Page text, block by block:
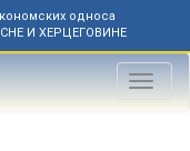
односа
И ХЕРЦЕГОВИНЕ
Toggle